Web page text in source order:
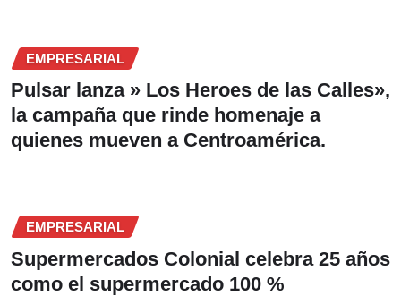
EMPRESARIAL
Pulsar lanza » Los Heroes de las Calles»,
la campaña que rinde homenaje a
quienes mueven a Centroamérica.
EMPRESARIAL
Supermercados Colonial celebra 25 años
como el supermercado 100 %